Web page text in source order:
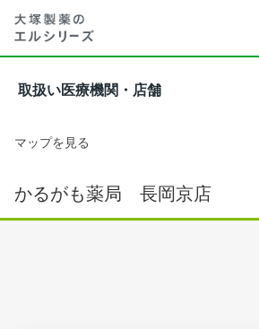
取扱い医療機関・店舗
マップを見る
かるがも薬局 長岡京店